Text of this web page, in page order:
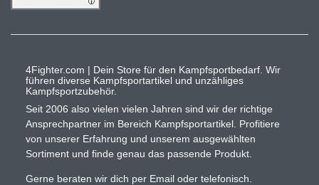
4Fighter.com | Dein Store für den Kampfsportbedarf. Wir
führen diverse Kampfsportartikel und unzähliges
Kampfsportzubehör.
Seit 2006 also vielen vielen Jahren sind wir der richtige
Ansprechpartner im Bereich Kampfsportartikel. Profitiere
von unserer Erfahrung und unserem ausgewählten
Sortiment und finde genau das passende Produkt.
Gerne beraten wir dich per Email oder telefonisch.